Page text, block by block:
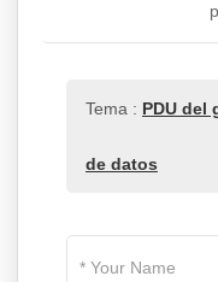
Tema : PDU del
de datos